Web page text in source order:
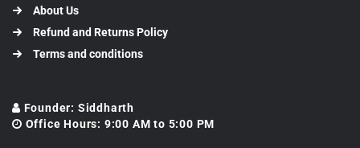
About Us
Refund and Returns Policy
Terms and conditions
Founder: Siddharth
Office Hours: 9:00 AM to 5:00 PM